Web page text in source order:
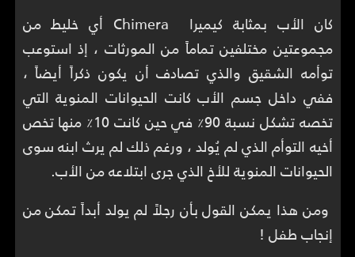
كان الأب بمثابة كيميرا Chimera أي خليط من
مجموعتين مختلفين تماماً من المورثات ، إذ استوعب
توأمه الشقيق والذي تصادف أن يكون ذكراً أيضاً ،
ففي داخل جسم الأب كانت الحيوانات المنوية التي
تخصه تشكل نسبة 90٪ في حين كانت 10٪ منها تخص
أخيه التوأم الذي لم يُولد ، ورغم ذلك لم يرث ابنه سوى
الحيوانات المنوية للأخ الذي جرى ابتلاعه من الأب.
ومن هذا يمكن القول بأن رجلاً لم يولد أبداً تمكن من
إنجاب طفل !